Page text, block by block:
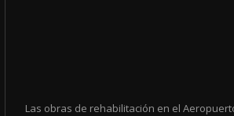
Las obras de rehabilitación en el